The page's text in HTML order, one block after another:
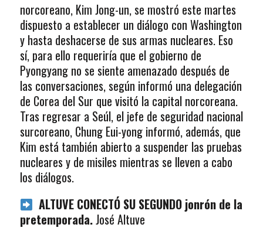
norcoreano, Kim Jong-un, se mostró este martes
dispuesto a establecer un diálogo con Washington
y hasta deshacerse de sus armas nucleares. Eso
sí, para ello requeriría que el gobierno de
Pyongyang no se siente amenazado después de
las conversaciones, según informó una delegación
de Corea del Sur que visitó la capital norcoreana.
Tras regresar a Seúl, el jefe de seguridad nacional
surcoreano, Chung Eui-yong informó, además, que
Kim está también abierto a suspender las pruebas
nucleares y de misiles mientras se lleven a cabo
los diálogos.
ALTUVE CONECTÓ SU SEGUNDO jonrón de la
pretemporada.José Altuve